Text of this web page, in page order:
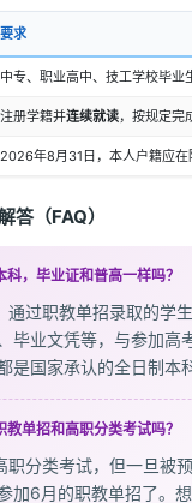
求
专、职业高中、技工学校毕业
册学籍并连续就读，按规定完
年8月31日，本人户籍应在
答（FAQ）
，毕业证和普高一样吗？
通过职教单招录取的学
毕业文凭等，与参加高
是国家承认的全日制本
单招和高职分类考试吗？
职分类考试，但一旦被
加6月的职教单招了。